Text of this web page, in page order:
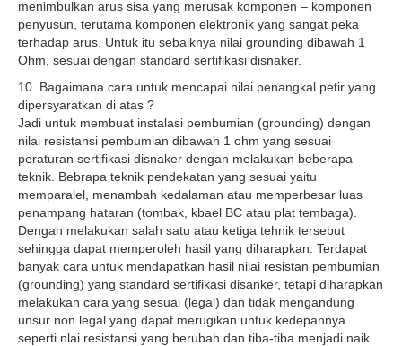
menimbulkan arus sisa yang merusak komponen – komponen
penyusun, terutama komponen elektronik yang sangat peka
terhadap arus. Untuk itu sebaiknya nilai grounding dibawah 1
Ohm, sesuai dengan standard sertifikasi disnaker.
10. Bagaimana cara untuk mencapai nilai penangkal petir yang
dipersyaratkan di atas ?
Jadi untuk membuat instalasi pembumian (grounding) dengan
nilai resistansi pembumian dibawah 1 ohm yang sesuai
peraturan sertifikasi disnaker dengan melakukan beberapa
teknik. Bebrapa teknik pendekatan yang sesuai yaitu
memparalel, menambah kedalaman atau memperbesar luas
penampang hataran (tombak, kbael BC atau plat tembaga).
Dengan melakukan salah satu atau ketiga tehnik tersebut
sehingga dapat memperoleh hasil yang diharapkan. Terdapat
banyak cara untuk mendapatkan hasil nilai resistan pembumian
(grounding) yang standard sertifikasi disanker, tetapi diharapkan
melakukan cara yang sesuai (legal) dan tidak mengandung
unsur non legal yang dapat merugikan untuk kedepannya
seperti nlai resistansi yang berubah dan tiba-tiba menjadi naik